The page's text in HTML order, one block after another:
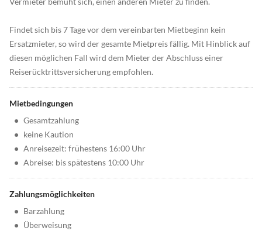
Findet sich bis 7 Tage vor dem vereinbarten Mietbeginn kein
Ersatzmieter, so wird der gesamte Mietpreis fällig. Mit Hinblick auf
diesen möglichen Fall wird dem Mieter der Abschluss einer
Reiserücktrittsversicherung empfohlen.
Mietbedingungen
• Gesamtzahlung
• keine Kaution
• Anreisezeit: frühestens 16:00 Uhr
• Abreise: bis spätestens 10:00 Uhr
Zahlungsmöglichkeiten
• Barzahlung
• Überweisung